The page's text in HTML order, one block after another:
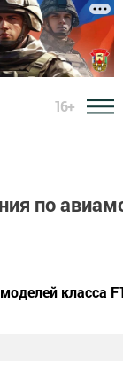
16+
по
класса